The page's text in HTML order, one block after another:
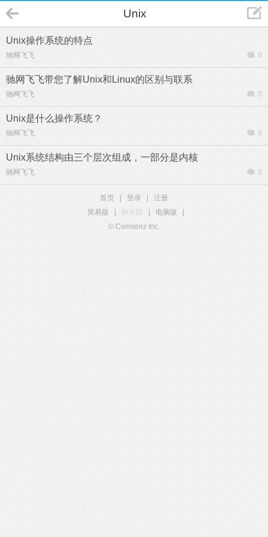
Unix
Unix操作系统的特点
驰网飞飞 0
驰网飞飞带您了解Unix和Linux的区别与联系
驰网飞飞 0
Unix是什么操作系统？
驰网飞飞 0
Unix系统结构由三个层次组成，一部分是内核
驰网飞飞 0
首页 登录
注册
简易版
触屏版 电脑版
© Comsenz Inc.